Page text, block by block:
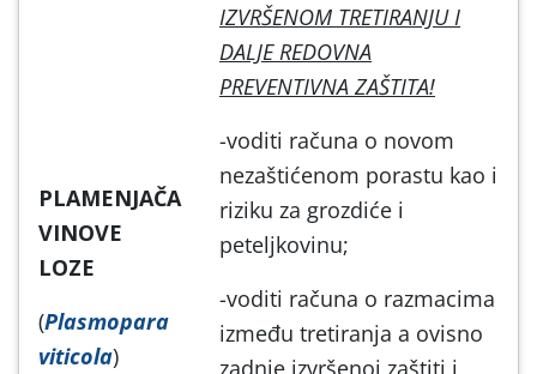
PLAMENJAČA
VINOVE
LOZE
(Plasmopara
viticola)
IZVRŠENOM TRETIRANJU I
DALJE REDOVNA
PREVENTIVNA ZAŠTITA!
-voditi računa o novom
nezaštićenom porastu kao i
riziku za grozdiće i
peteljkovinu;
-voditi računa o razmacima
između tretiranja a ovisno
zadnje izvršenoj zaštiti i